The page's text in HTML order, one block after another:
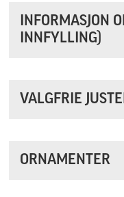
INFORMASJON
INNFYLLING)
VALGFRIE
ORNAMENTER